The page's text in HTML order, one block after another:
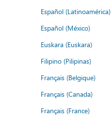
Español (Latinoamérica)
Español (México)
Euskara (Euskara)
Filipino (Pilipinas)
Français (Belgique)
Français (Canada)
Français (France)